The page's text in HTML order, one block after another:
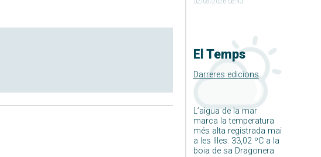
El Temps
Darreres edicions
L’aigua de la mar
marca la temperatura
més alta registrada mai
a les Illes: 33,02 ºC a la
boia de sa Dragonera